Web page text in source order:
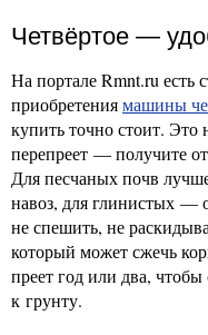
Четвёртое —
На портале Rmnt.ru есть
приобретениямашины
купить точно стоит. Это
перепреет — получите
Для песчаных почв
навоз, для глинистых —
не спешить, не
который может сжечь
преет год или два, чтобы
к грунту.